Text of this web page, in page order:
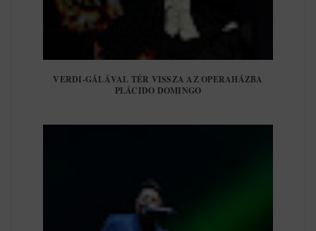
VERDI-GÁLÁVAL TÉR VISSZA AZ OPERAHÁZBA
PLÁCIDO DOMINGO